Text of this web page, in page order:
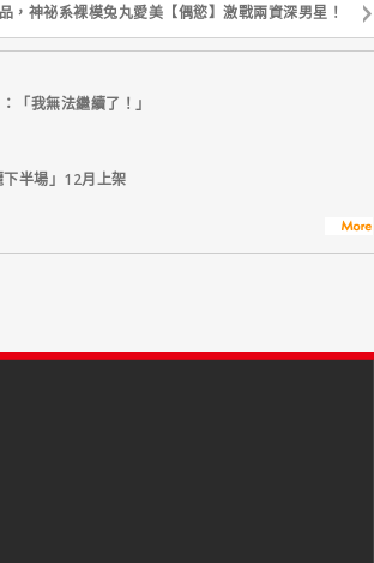
，神祕系裸模兔丸愛美【偶慾】激戰兩資深男星！
「我無法繼續了！」
半場」12月上架